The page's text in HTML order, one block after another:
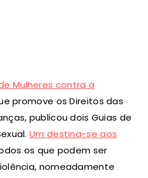
Mulheres contra a
promove os Direitos das
publicou dois Guias de
Um destina-se aos
os que podem ser
nomeadamente